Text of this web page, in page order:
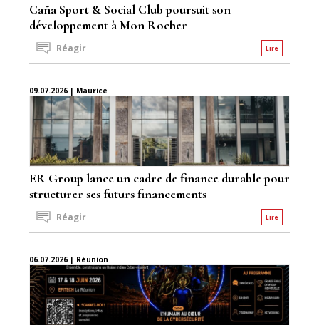
Caña Sport & Social Club poursuit son
développement à Mon Rocher
Lire
Réagir
09.07.2026 | Maurice
ER Group lance un cadre de finance durable pour
structurer ses futurs financements
Lire
Réagir
06.07.2026 | Réunion